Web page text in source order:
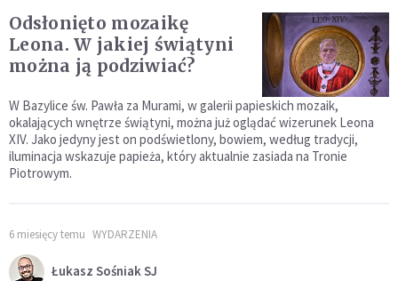
Odsłonięto mozaikę
Leona. W jakiej świątyni
można ją podziwiać?
W Bazylice św. Pawła za Murami, w galerii papieskich mozaik,
okalających wnętrze świątyni, można już oglądać wizerunek Leona
XIV. Jako jedyny jest on podświetlony, bowiem, według tradycji,
iluminacja wskazuje papieża, który aktualnie zasiada na Tronie
Piotrowym.
6 miesięcy temu WYDARZENIA
Łukasz Sośniak SJ